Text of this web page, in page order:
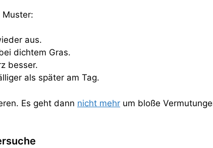
aus.
dichtem Gras.
besser.
als später am Tag.
Es geht dann nicht mehr um bloße